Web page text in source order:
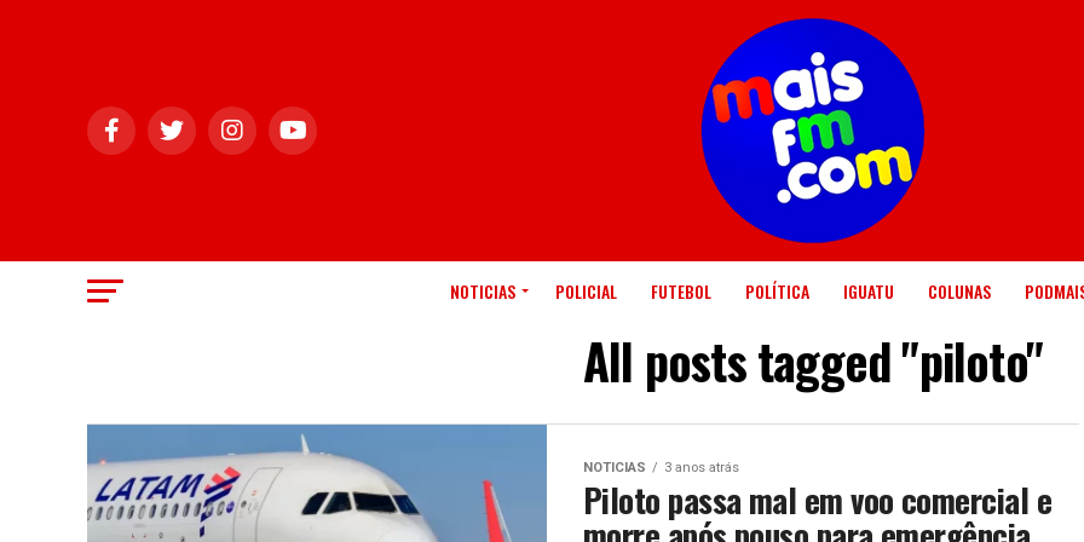
NOTICIAS POLICIAL FUTEBOL POLÍTICA IGUATU COLUNAS
All posts tagged "piloto"
NOTICIAS 3 anos atrás
Piloto passa mal em voo comercial e